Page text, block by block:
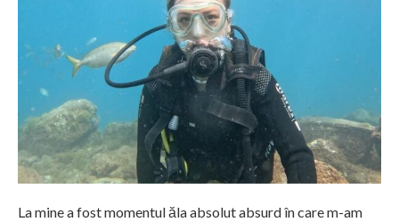
La mine a fost momentul ăla absolut absurd în care m-am